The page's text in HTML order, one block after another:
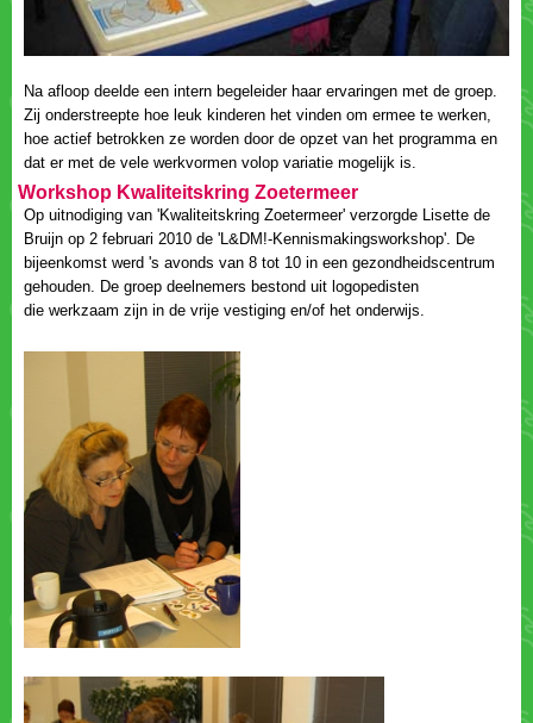
Na afloop deelde een intern begeleider haar ervaringen met de groep.
Zij onderstreepte hoe leuk kinderen het vinden om ermee te werken,
hoe actief betrokken ze worden door de opzet van het programma en
dat er met de vele werkvormen volop variatie mogelijk is.
Workshop Kwaliteitskring Zoetermeer
Op uitnodiging van 'Kwaliteitskring Zoetermeer' verzorgde Lisette de
Bruijn op 2 februari 2010 de 'L&DM!-Kennismakingsworkshop'. De
bijeenkomst werd 's avonds van 8 tot 10 in een gezondheidscentrum
gehouden. De groep deelnemers bestond uit logopedisten